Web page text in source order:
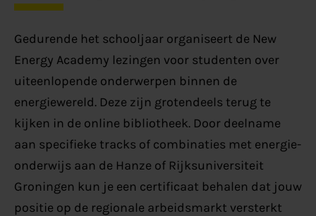
Gedurende het schooljaar organiseert de New
Energy Academy lezingen voor studenten over
uiteenlopende onderwerpen binnen de
energiewereld. Deze zijn grotendeels terug te
kijken in de online bibliotheek. Door deelname
aan specifieke tracks of combinaties met energie-
onderwijs aan de Hanze of Rijksuniversiteit
Groningen kun je een certificaat behalen dat jouw
positie op de regionale arbeidsmarkt versterkt